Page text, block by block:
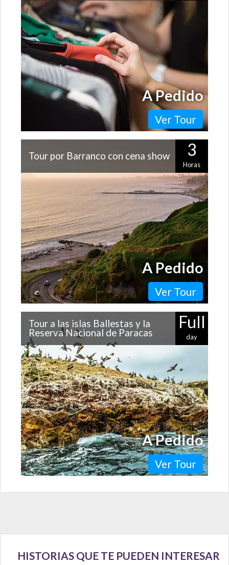
Si quieres adquirir ropa a precios muy convenientes y
de excelente calidad, la zona de Gamarra es el lugar
indicado para hacerlo. Este…
Ver Tour
A Pedido
Tour por Barranco con cena show 3
Horas
Si quieres conocer la vida nocturna de Lima, no puedes
dejar de hacer un tour por Barranco, conocido por ser
Ver Tour
A Pedido
Tour a las islas Ballestas y la
Reserva Nacional de Paracas
Full
day
Muy cerca de Lima se encuentran grandes atractivos de
la costa peruana: las islas Ballestas, la Reserva Nacional
de Paracas y hermosas…
Ver Tour
A Pedido
HISTORIAS QUE TE PUEDEN INTERESAR